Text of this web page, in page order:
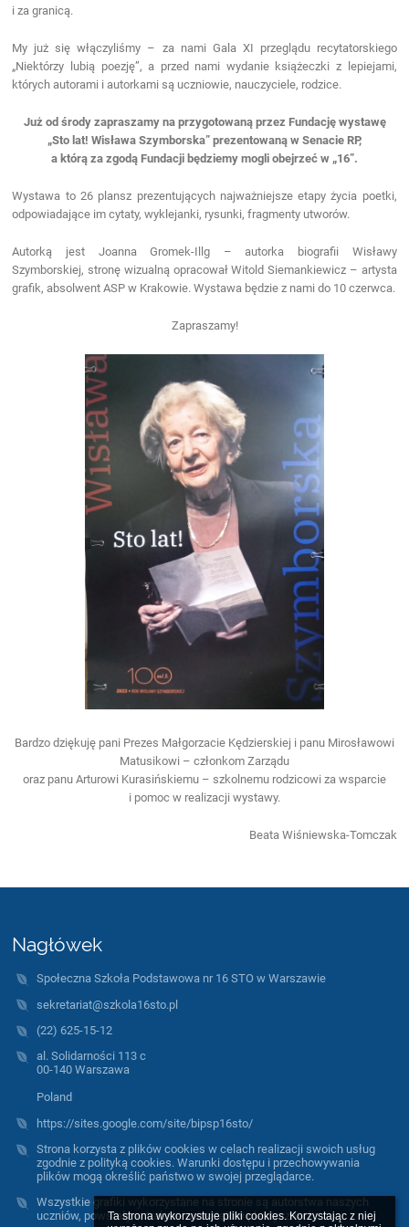
Ta strona wykorzystuje pliki cookies. Korzystając z niej
i za granicą.
My już się włączyliśmy – za nami Gala XI przeglądu recytatorskiego
„Niektórzy lubią poezję”, a przed nami wydanie książeczki z lepiejami,
których autorami i autorkami są uczniowie, nauczyciele, rodzice.
Już od środy zapraszamy na przygotowaną przez Fundację wystawę
„Sto lat! Wisława Szymborska” prezentowaną w Senacie RP,
a którą za zgodą Fundacji będziemy mogli obejrzeć w „16”.
Wystawa to 26 plansz prezentujących najważniejsze etapy życia poetki,
odpowiadające im cytaty, wyklejanki, rysunki, fragmenty utworów.
Autorką jest Joanna Gromek-Illg – autorka biografii Wisławy
Szymborskiej, stronę wizualną opracował Witold Siemankiewicz – artysta
grafik, absolwent ASP w Krakowie. Wystawa będzie z nami do 10 czerwca.
Zapraszamy!
Bardzo dziękuję pani Prezes Małgorzacie Kędzierskiej i panu Mirosławowi
Matusikowi – członkom Zarządu
oraz panu Arturowi Kurasińskiemu – szkolnemu rodzicowi za wsparcie
i pomoc w realizacji wystawy.
Beata Wiśniewska-Tomczak
Nagłówek
Społeczna Szkoła Podstawowa nr 16 STO w Warszawie
sekretariat@szkola16sto.pl
(22) 625-15-12
al. Solidarności 113 c
00-140 Warszawa
Poland
https://sites.google.com/site/bipsp16sto/
Strona korzysta z plików cookies w celach realizacji swoich usług
zgodnie z polityką cookies. Warunki dostępu i przechowywania
plików mogą określić państwo w swojej przeglądarce.
Wszystkie grafiki wykorzystane na stronie są autorstwa naszych
uczniów, powstały w trakcie warsztatów plastycznych.